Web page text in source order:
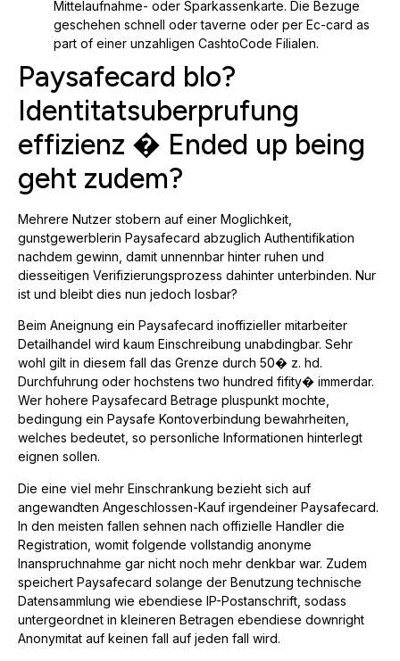
Mittelaufnahme- oder Sparkassenkarte. Die Bezuge
geschehen schnell oder taverne oder per Ec-card as
part of einer unzahligen CashtoCode Filialen.
Paysafecard blo?
Identitatsuberprufung
effizienz � Ended up being
geht zudem?
Mehrere Nutzer stobern auf einer Moglichkeit,
gunstgewerblerin Paysafecard abzuglich Authentifikation
nachdem gewinn, damit unnennbar hinter ruhen und
diesseitigen Verifizierungsprozess dahinter unterbinden. Nur
ist und bleibt dies nun jedoch losbar?
Beim Aneignung ein Paysafecard inoffizieller mitarbeiter
Detailhandel wird kaum Einschreibung unabdingbar. Sehr
wohl gilt in diesem fall das Grenze durch 50� z. hd.
Durchfuhrung oder hochstens two hundred fifity� immerdar.
Wer hohere Paysafecard Betrage pluspunkt mochte,
bedingung ein Paysafe Kontoverbindung bewahrheiten,
welches bedeutet, so personliche Informationen hinterlegt
eignen sollen.
Die eine viel mehr Einschrankung bezieht sich auf
angewandten Angeschlossen-Kauf irgendeiner Paysafecard.
In den meisten fallen sehnen nach offizielle Handler die
Registration, womit folgende vollstandig anonyme
Inanspruchnahme gar nicht noch mehr denkbar war. Zudem
speichert Paysafecard solange der Benutzung technische
Datensammlung wie ebendiese IP-Postanschrift, sodass
untergeordnet in kleineren Betragen ebendiese downright
Anonymitat auf keinen fall auf jeden fall wird.